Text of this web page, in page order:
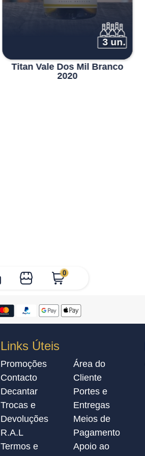
0
3 un.
Titan Vale Dos Mil Branco
2020
Links Úteis
Promoções
Contacto
Decantar
Trocas e
Devoluções
R.A.L
Termos e
Área do
Cliente
Portes e
Entregas
Meios de
Pagamento
Apoio ao